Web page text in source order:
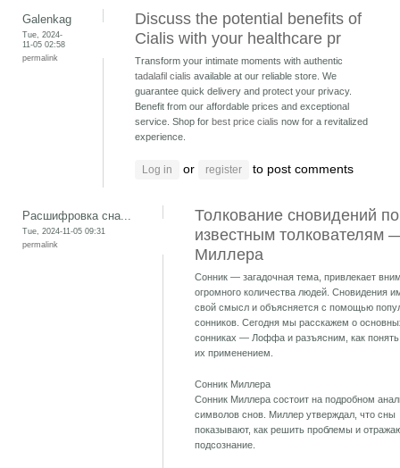
Galenkag
Tue, 2024-
11-05 02:58
permalink
Discuss the potential benefits of
Cialis with your healthcare pr
Transform your intimate moments with authentic
tadalafil cialis available at our reliable store. We
guarantee quick delivery and protect your privacy.
Benefit from our affordable prices and exceptional
service. Shop for best price cialis now for a revitalized
experience.
Log in or register to post comments
Расшифровка сна...
Tue, 2024-11-05 09:31
permalink
Толкование сновидений по
известным толкователям
Миллера
Сонник — загадочная тема, привлекает
огромного количества людей. Сновидения
свой смысл и объясняется с помощью
сонников. Сегодня мы расскажем о
сонниках — Лоффа и разъясним, как
их применением.
Сонник Миллера
Сонник Миллера состоит на подробном
символов снов. Миллер утверждал, что сны
показывают, как решить проблемы и
подсознание.